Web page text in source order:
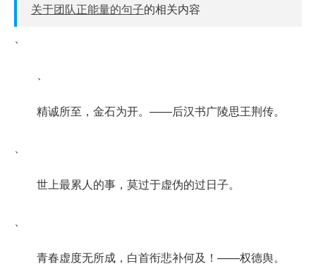
关于团队正能量的句子的相关内容
、
、
精诚所至，金石为开。——后汉书广陵思王荆传。
、
世上最累人的事，莫过于虚伪的过日子。
、
青春虚度无所成，白首衔悲补何及！——权德舆。